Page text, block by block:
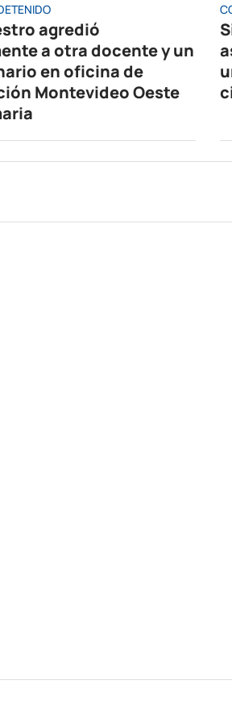
agredió
a otra docente y un
en oficina de
Montevideo Oeste